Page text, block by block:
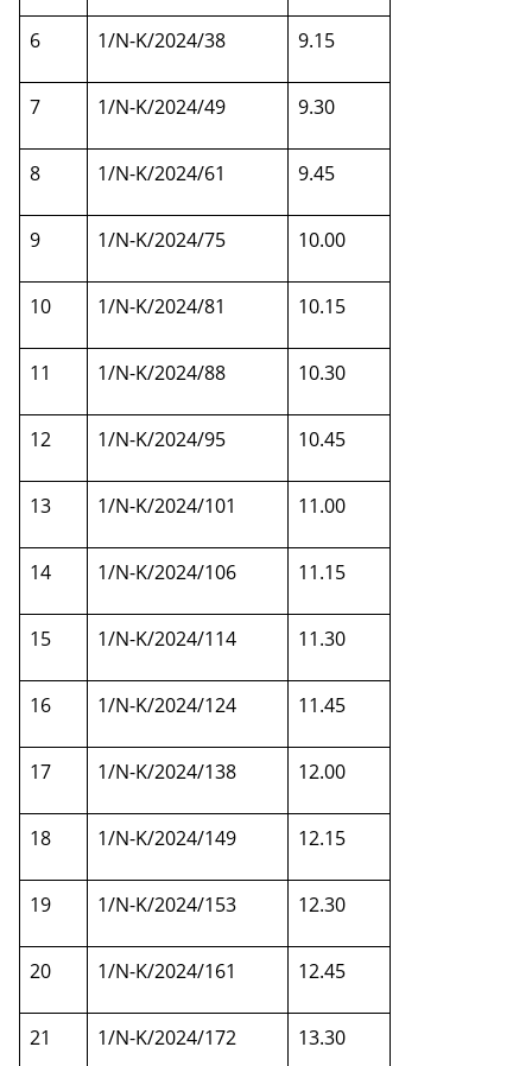
6 1/N-K/2024/38 9.15
7 1/N-K/2024/49 9.30
8 1/N-K/2024/61 9.45
9 1/N-K/2024/75 10.00
10 1/N-K/2024/81 10.15
11 1/N-K/2024/88 10.30
12 1/N-K/2024/95 10.45
13 1/N-K/2024/101 11.00
14 1/N-K/2024/106 11.15
15 1/N-K/2024/114 11.30
16 1/N-K/2024/124 11.45
17 1/N-K/2024/138 12.00
18 1/N-K/2024/149 12.15
19 1/N-K/2024/153 12.30
20 1/N-K/2024/161 12.45
21 1/N-K/2024/172 13.30